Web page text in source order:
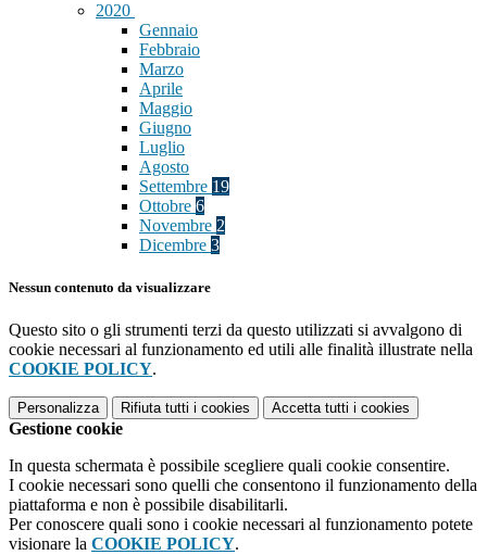
2020
Gennaio
Febbraio
Marzo
Aprile
Maggio
Giugno
Luglio
Agosto
Settembre 19
Ottobre 6
Novembre 2
Dicembre 3
Nessun contenuto da visualizzare
Questo sito o gli strumenti terzi da questo utilizzati si avvalgono di
cookie necessari al funzionamento ed utili alle finalità illustrate nella
COOKIE POLICY.
Personalizza Rifiuta tutti i cookies Accetta tutti i cookies
Gestione cookie
In questa schermata è possibile scegliere quali cookie consentire.
I cookie necessari sono quelli che consentono il funzionamento della
piattaforma e non è possibile disabilitarli.
Per conoscere quali sono i cookie necessari al funzionamento potete
visionare la COOKIE POLICY.